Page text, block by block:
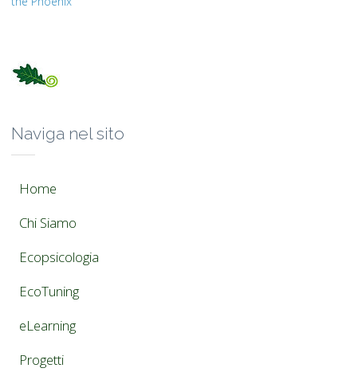
Naviga nel sito
Home
Chi Siamo
Ecopsicologia
EcoTuning
eLearning
Progetti